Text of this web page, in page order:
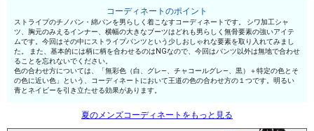
コーディネートのポイント
ストライプのチノパン・綿パンを男らしく着こなすコーディネートです。 シワ加工シャ
ツ、胸元のみえるインナー、横幅の大きなブーツはどれも男らしく無骨要素の強いアイテ
ムです。今回はその中にストライプパンツという少しおしゃれな要素を取り入れてみまし
た。 また、基本的には柄に柄を合わせるのはNGなので、今回はパンツ以外は無地で合わせ
ることを忘れないでください。
色の合わせ方については、「無彩色（白、グレ—、チャコールグレ—、黒）＋特定の色とそ
の色に近い色」という、コーディネートにおいて王道の色の合わせ方の１つです。明るい
青とネイビーを引き立たせる効果があります。
夏のメンズコーディネートをもっと見る